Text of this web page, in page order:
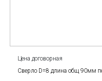
Цена договорная
Сверло D=8 длина общ 90мм